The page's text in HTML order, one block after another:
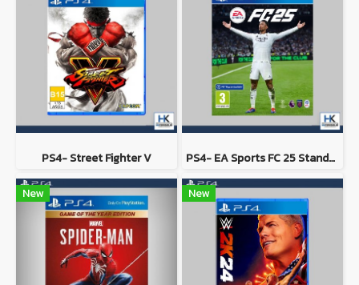
PS4- Street Fighter V PS4- EA Sports FC 25 Standard Edition
New New